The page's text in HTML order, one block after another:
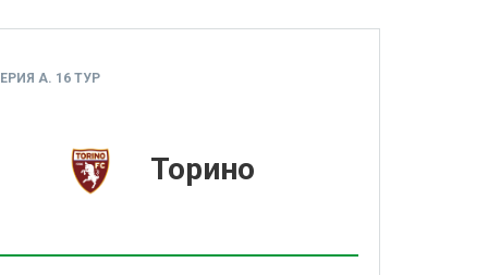
А. 16 ТУР
Торино